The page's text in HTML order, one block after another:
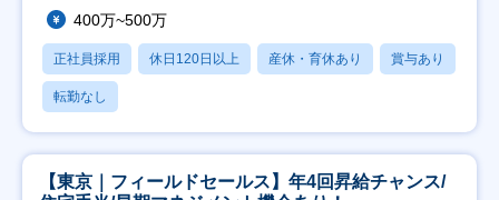
400万~500万
正社員採用 休日120日以上 産休・育休あり 賞与あり
転勤なし
【東京｜フィールドセールス】年4回昇給チャンス/